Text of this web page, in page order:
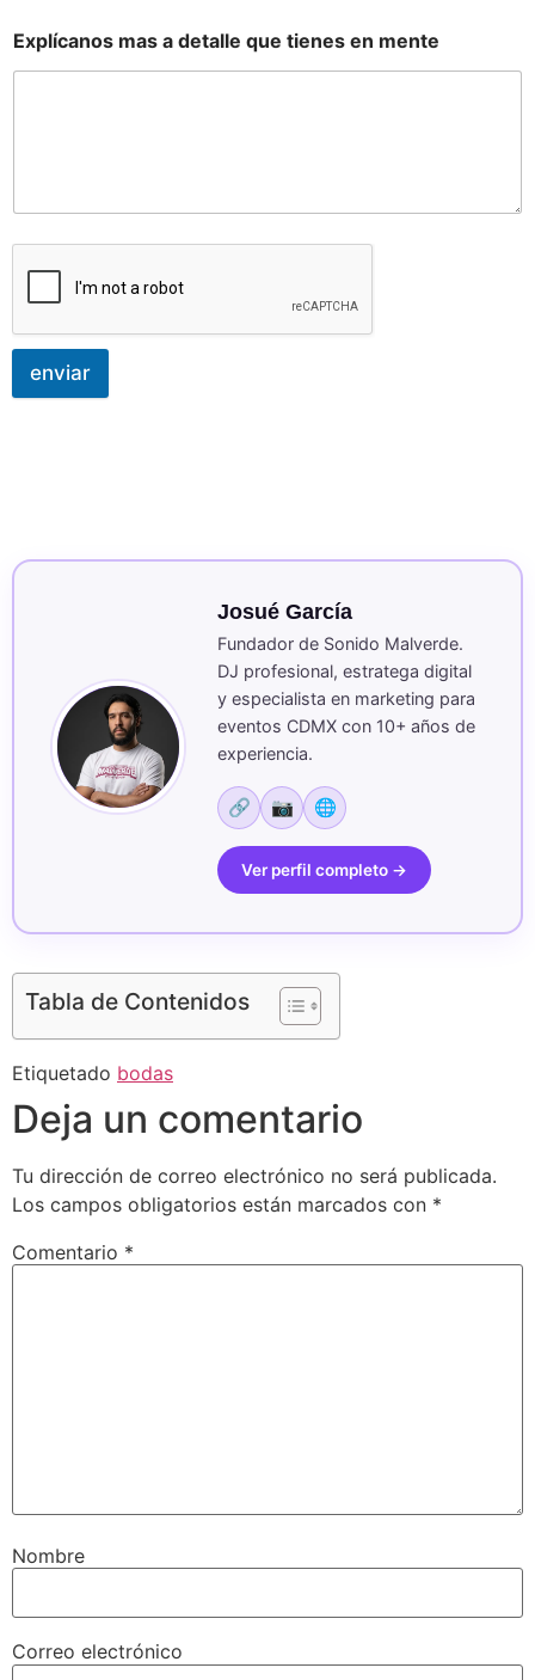
Explícanos mas a detalle que tienes en mente
enviar
Josué García
Fundador de Sonido Malverde.
DJ profesional, estratega digital
y especialista en marketing para
eventos CDMX con 10+ años de
experiencia.
🔗 📷 🌐
Ver perfil completo →
Tabla de Contenidos
Etiquetado bodas
Deja un comentario
Tu dirección de correo electrónico no será publicada.
Los campos obligatorios están marcados con *
Comentario *
Nombre
Correo electrónico